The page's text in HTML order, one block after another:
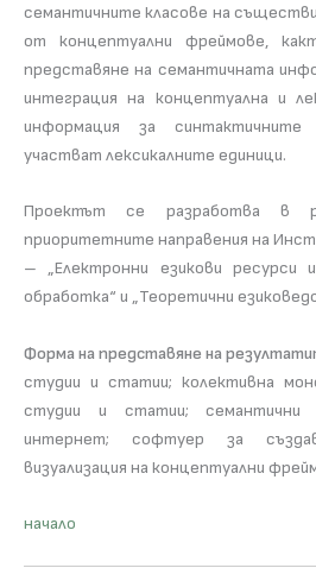
семантичните класове на
от концептуални фреймове,
представяне на семантичната
интеграция на концептуална и
информация за
участват лексикалните единици.
Проектът се разработва в
приоритетните направения на
– „Електронни езикови ресурси
обработка“ и „Теоретични
Форма на представяне на
студии и статии; колективна
студии и статии; семантични
интернет; софтуер за
визуализация на концептуални
начало